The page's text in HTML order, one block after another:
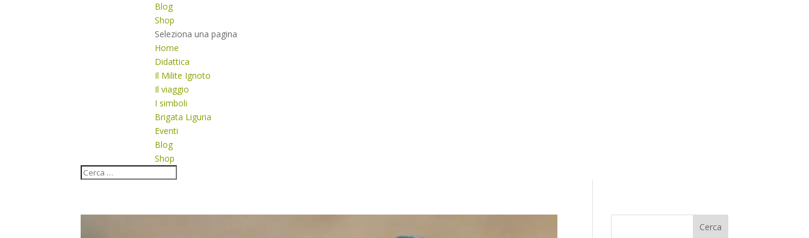
Blog
Shop
Seleziona una pagina
Home
Didattica
Il Milite Ignoto
Il viaggio
I simboli
Brigata Liguria
Eventi
Blog
Shop
Cerca